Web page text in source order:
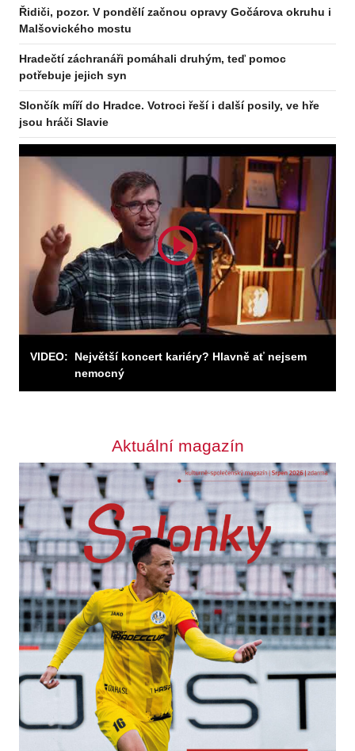
VIDEO:
Největší koncert kariéry? Hlavně ať nejsem
nemocný
Řidiči, pozor. V pondělí začnou opravy Gočárova okruhu i
Malšovického mostu
Hradečtí záchranáři pomáhali druhým, teď pomoc
potřebuje jejich syn
Slončík míří do Hradce. Votroci řeší i další posily, ve hře
jsou hráči Slavie
Aktuální magazín
Odebírejte zpravodaj
Odebírat